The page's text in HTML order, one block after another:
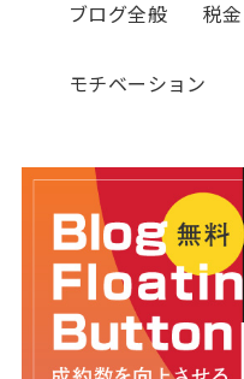
ブログ全般 税金
モチベーション